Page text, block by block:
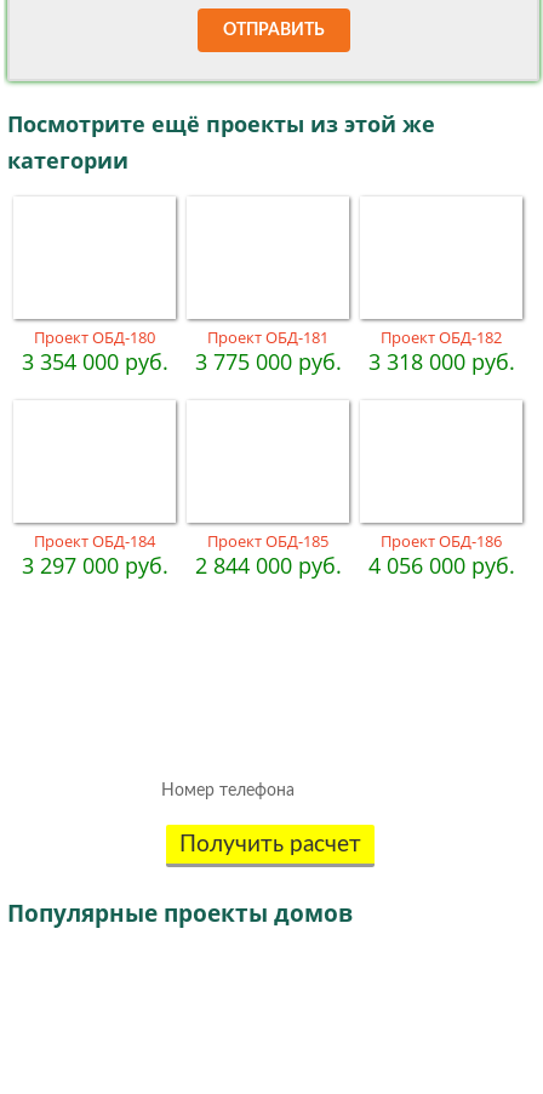
ОТПРАВИТЬ
Посмотрите ещё проекты из этой же
категории
Проект ОБД-180
3 354 000 руб.
Проект ОБД-181
3 775 000 руб.
Проект ОБД-182
3 318 000 руб.
Проект ОБД-184
3 297 000 руб.
Проект ОБД-185
2 844 000 руб.
Проект ОБД-186
4 056 000 руб.
Получить расчет
Популярные проекты домов